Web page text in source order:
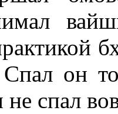
он
спал